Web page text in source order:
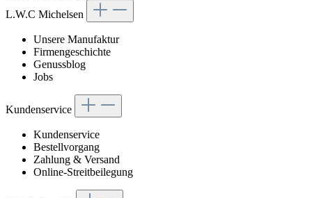
L.W.C Michelsen
Unsere Manufaktur
Firmengeschichte
Genussblog
Jobs
Kundenservice
Kundenservice
Bestellvorgang
Zahlung & Versand
Online-Streitbeilegung